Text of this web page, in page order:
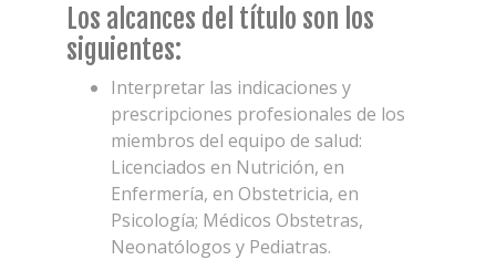
Los alcances del título son los
siguientes:
Interpretar las indicaciones y
prescripciones profesionales de los
miembros del equipo de salud:
Licenciados en Nutrición, en
Enfermería, en Obstetricia, en
Psicología; Médicos Obstetras,
Neonatólogos y Pediatras.